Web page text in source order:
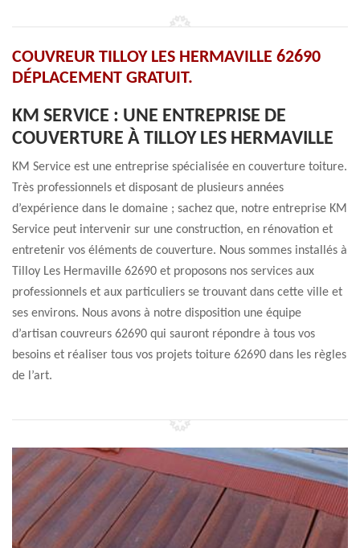
COUVREUR TILLOY LES HERMAVILLE 62690
DÉPLACEMENT GRATUIT.
KM SERVICE : UNE ENTREPRISE DE
COUVERTURE À TILLOY LES HERMAVILLE
KM Service est une entreprise spécialisée en couverture toiture.
Très professionnels et disposant de plusieurs années
d’expérience dans le domaine ; sachez que, notre entreprise KM
Service peut intervenir sur une construction, en rénovation et
entretenir vos éléments de couverture. Nous sommes installés à
Tilloy Les Hermaville 62690 et proposons nos services aux
professionnels et aux particuliers se trouvant dans cette ville et
ses environs. Nous avons à notre disposition une équipe
d’artisan couvreurs 62690 qui sauront répondre à tous vos
besoins et réaliser tous vos projets toiture 62690 dans les règles
de l’art.